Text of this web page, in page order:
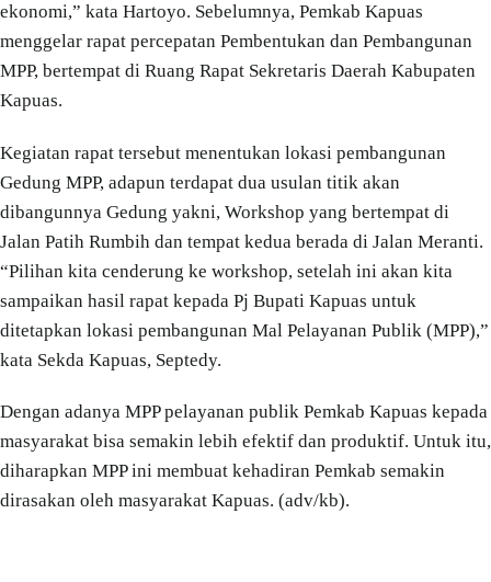
ekonomi,” kata Hartoyo. Sebelumnya, Pemkab Kapuas
menggelar rapat percepatan Pembentukan dan Pembangunan
MPP, bertempat di Ruang Rapat Sekretaris Daerah Kabupaten
Kapuas.
Kegiatan rapat tersebut menentukan lokasi pembangunan
Gedung MPP, adapun terdapat dua usulan titik akan
dibangunnya Gedung yakni, Workshop yang bertempat di
Jalan Patih Rumbih dan tempat kedua berada di Jalan Meranti.
“Pilihan kita cenderung ke workshop, setelah ini akan kita
sampaikan hasil rapat kepada Pj Bupati Kapuas untuk
ditetapkan lokasi pembangunan Mal Pelayanan Publik (MPP),”
kata Sekda Kapuas, Septedy.
Dengan adanya MPP pelayanan publik Pemkab Kapuas kepada
masyarakat bisa semakin lebih efektif dan produktif. Untuk itu,
diharapkan MPP ini membuat kehadiran Pemkab semakin
dirasakan oleh masyarakat Kapuas. (adv/kb).